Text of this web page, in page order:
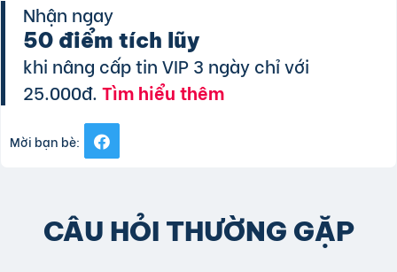
Nhận ngay
50 điểm tích lũy
khi nâng cấp tin VIP 3 ngày chỉ với
25.000đ.Tìm hiểu thêm
Mời bạn bè:
CÂU HỎI THƯỜNG GẶP